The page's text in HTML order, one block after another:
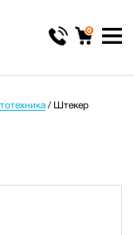
0
/ Штекер